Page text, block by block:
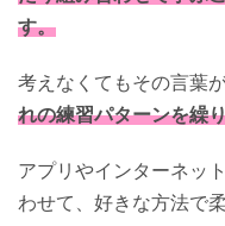
す。
考えなくてもその言葉
れの練習パターンを繰
アプリやインターネッ
わせて、好きな方法で